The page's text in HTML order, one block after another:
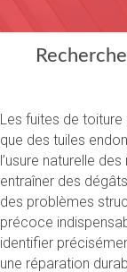
Les fuites de
que des tuiles
l’usure naturelle
entraîner des
des problèmes
précoce
identifier
une réparation